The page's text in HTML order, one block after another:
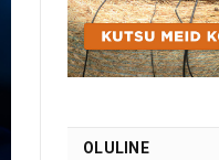
OLULINE